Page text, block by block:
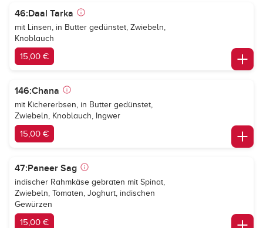
46:Daal Tarka
mit Linsen, in Butter gedünstet, Zwiebeln,
Knoblauch
15,00 €
146:Chana
mit Kichererbsen, in Butter gedünstet,
Zwiebeln, Knoblauch, Ingwer
15,00 €
47:Paneer Sag
indischer Rahmkäse gebraten mit Spinat,
Zwiebeln, Tomaten, Joghurt, indischen
Gewürzen
15,00 €